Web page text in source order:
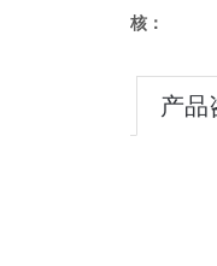
核：
产品